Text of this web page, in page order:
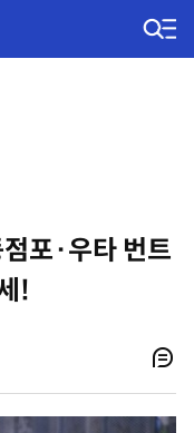
포·우타 번트
!